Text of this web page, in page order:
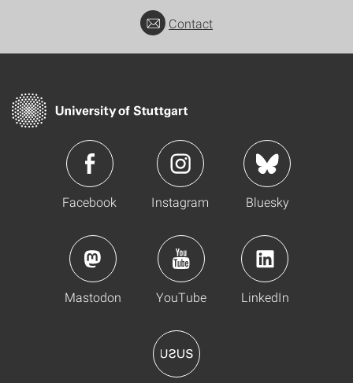
Contact
Facebook Instagram Bluesky
Mastodon YouTube LinkedIn